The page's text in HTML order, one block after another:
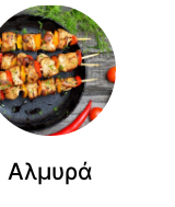
Αλμυρά